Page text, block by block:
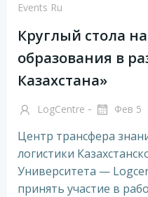
Events Ru
Круглый стола
образования в
Казахстана»
LogCentre - Фев 5
Центр трансфера
логистики
Университета —
принять участие в